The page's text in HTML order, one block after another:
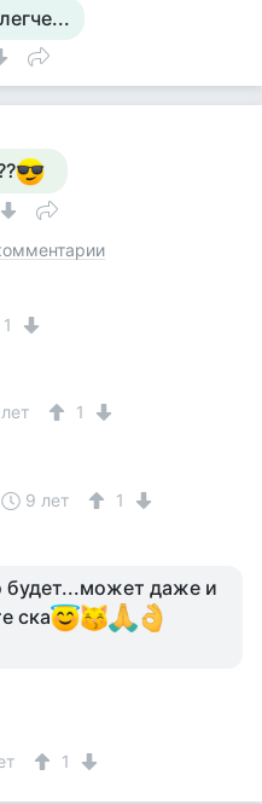
1
1
9 лет
1
будет...может даже и
ска
1